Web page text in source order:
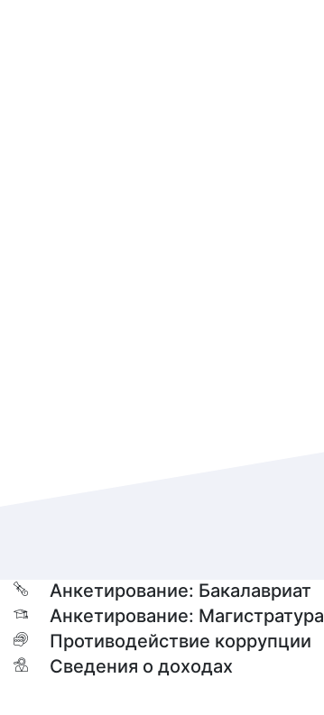
Анкетирование: Бакалавриат
Анкетирование: Магистратура
Противодействие коррупции
Сведения о доходах